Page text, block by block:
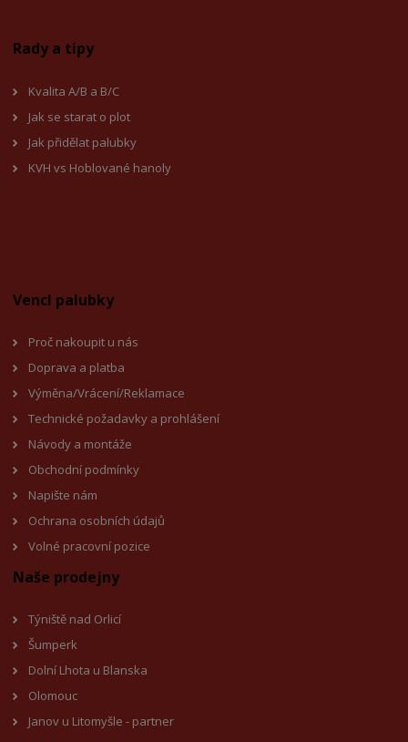
Rady a tipy
Kvalita A/B a B/C
Jak se starat o plot
Jak přidělat palubky
KVH vs Hoblované hanoly
Vencl palubky
Proč nakoupit u nás
Doprava a platba
Výměna/Vrácení/Reklamace
Technické požadavky a prohlášení
Návody a montáže
Obchodní podmínky
Napište nám
Ochrana osobních údajů
Volné pracovní pozice
Naše prodejny
Týniště nad Orlicí
Šumperk
Dolní Lhota u Blanska
Olomouc
Janov u Litomyšle - partner